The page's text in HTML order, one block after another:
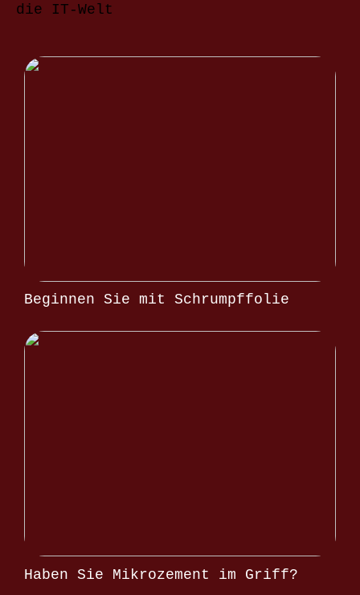
die IT-Welt
Beginnen Sie mit Schrumpffolie
Haben Sie Mikrozement im Griff?